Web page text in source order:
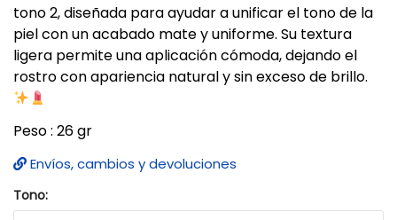
tono 2, diseñada para ayudar a unificar el tono de la
piel con un acabado mate y uniforme. Su textura
ligera permite una aplicación cómoda, dejando el
rostro con apariencia natural y sin exceso de brillo.
Peso : 26 gr
Envíos, cambios y devoluciones
Tono: